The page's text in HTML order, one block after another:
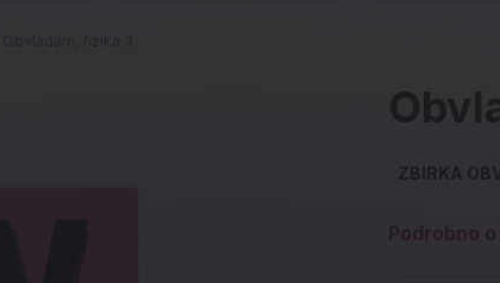
ZBIRKA
Podrobno